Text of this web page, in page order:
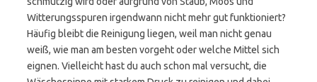
Witterungsspuren irgendwann nicht mehr gut funktioniert?
Häufig bleibt die Reinigung liegen, weil man nicht genau
weiß, wie man am besten vorgeht oder welche Mittel sich
eignen. Vielleicht hast du auch schon mal versucht, die